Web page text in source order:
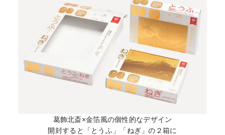
葛飾北斎×金箔風の個性的なデザイン
開封すると「とうふ」「ねぎ」の２箱に